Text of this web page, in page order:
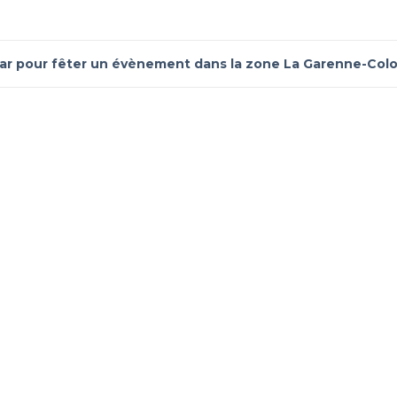
pour fêter un évènement dans la zone La Garenne-